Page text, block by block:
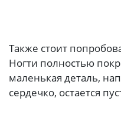
Также стоит
Ногти полностью
маленькая деталь,
сердечко, остается